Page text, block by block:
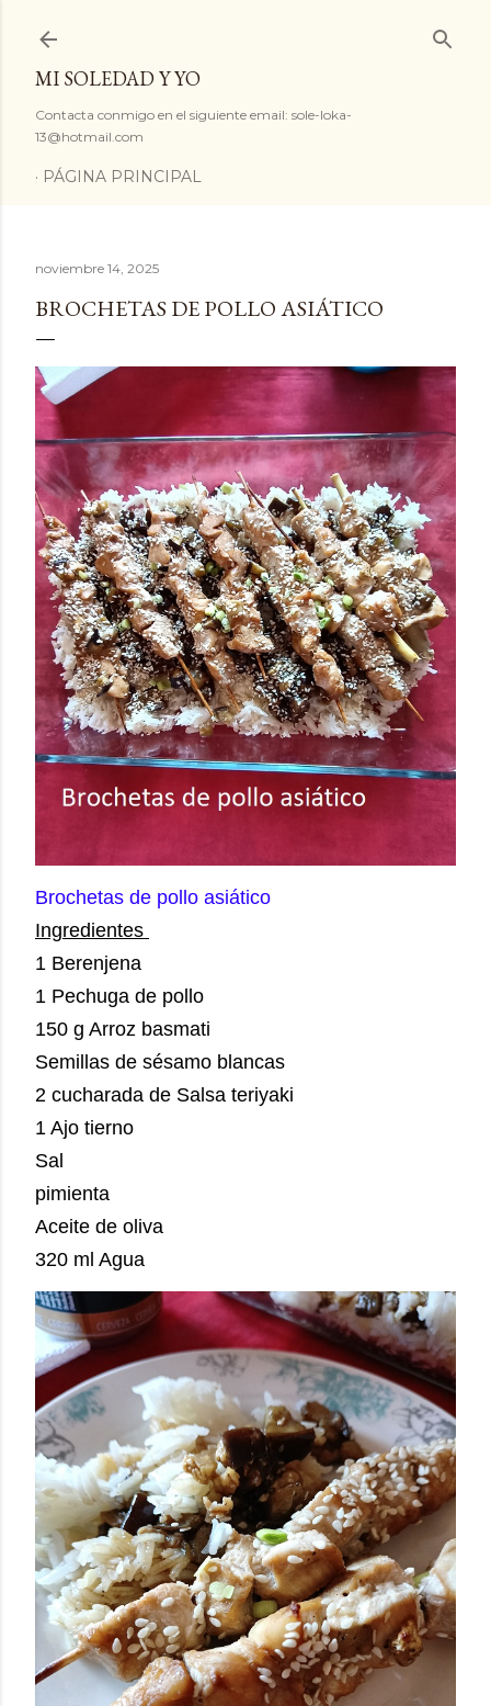
MI SOLEDAD Y YO
Contacta conmigo en el siguiente email: sole-loka-
13@hotmail.com
PÁGINA PRINCIPAL
noviembre 14, 2025
BROCHETAS DE POLLO ASIÁTICO
Brochetas de pollo asiático
Ingredientes
1 Berenjena
1 Pechuga de pollo
150 g Arroz basmati
Semillas de sésamo blancas
2 cucharada de Salsa teriyaki
1 Ajo tierno
Sal
pimienta
Aceite de oliva
320 ml Agua